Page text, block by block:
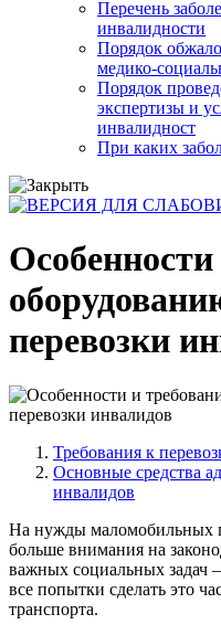
Перечень
инвалидности
Порядок
медико-
Порядок
экспертизы и
инвалидност
При каких
перевозки
Требования к
Основные средства
инвалидов
На нужды маломобильных
больше внимания на
важных социальных задач
все попытки сделать это
транспорта.